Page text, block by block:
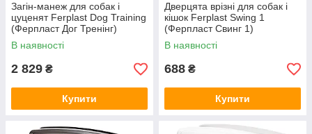
Загін-манеж для собак і
цуценят Ferplast Dog Training
(Ферпласт Дог Тренінг)
В наявності
2 829 ₴
Купити
Дверцята врізні для собак і
кішок Ferplast Swing 1
(Ферпласт Свинг 1)
В наявності
688 ₴
Купити